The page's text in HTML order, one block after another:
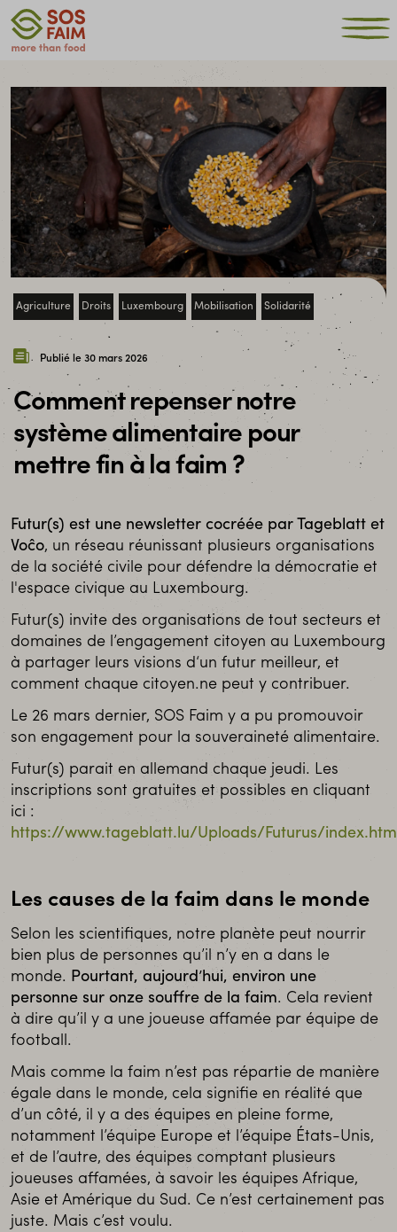
Agriculture Droits Luxembourg Mobilisation Solidarité
Publié le 30 mars 2026
Comment repenser notre
système alimentaire pour
mettre fin à la faim ?
Futur(s) est une newsletter cocréée par Tageblatt et
Voĉo, un réseau réunissant plusieurs organisations
de la société civile pour défendre la démocratie et
l'espace civique au Luxembourg.
Futur(s) invite des organisations de tout secteurs et
domaines de l’engagement citoyen au Luxembourg
à partager leurs visions d‘un futur meilleur, et
comment chaque citoyen.ne peut y contribuer.
Le 26 mars dernier, SOS Faim y a pu promouvoir
son engagement pour la souveraineté alimentaire.
Futur(s) parait en allemand chaque jeudi. Les
inscriptions sont gratuites et possibles en cliquant
ici :
https://www.tageblatt.lu/Uploads/Futurus/
Les causes de la faim dans le monde
Selon les scientifiques, notre planète peut nourrir
bien plus de personnes qu’il n’y en a dans le
monde. Pourtant, aujourd’hui, environ une
personne sur onze souffre de la faim. Cela revient
à dire qu’il y a une joueuse affamée par équipe de
football.
Mais comme la faim n’est pas répartie de manière
égale dans le monde, cela signifie en réalité que
d’un côté, il y a des équipes en pleine forme,
notamment l’équipe Europe et l’équipe États-Unis,
et de l’autre, des équipes comptant plusieurs
joueuses affamées, à savoir les équipes Afrique,
Asie et Amérique du Sud. Ce n’est certainement pas
juste. Mais c’est voulu.